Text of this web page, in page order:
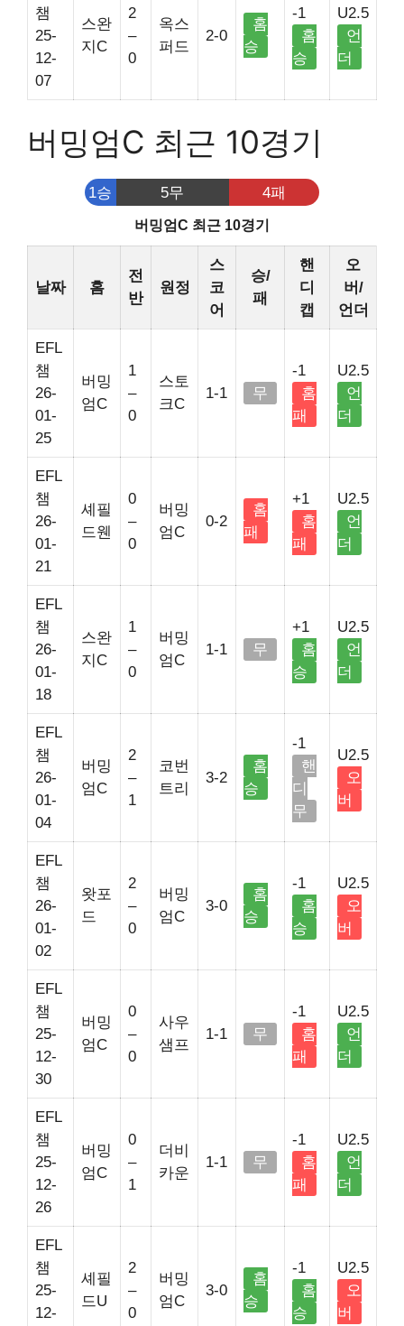
챔
25-
12-
07
스완
지C
2
–
0
옥스
퍼드
2-0
홈
승
-1
홈
승
U2.5
언
더
버밍엄C 최근 10경기
1승 5무 4패
버밍엄C 최근 10경기
날짜 홈
전
반
원정
스
코
어
승/
패
핸
디
캡
오
버/
언더
EFL
챔
26-
01-
25
버밍
엄C
1
–
0
스토
크C
1-1 무
-1
홈
패
U2.5
언
더
EFL
챔
26-
01-
21
셰필
드웬
0
–
0
버밍
엄C
0-2
홈
패
+1
홈
패
U2.5
언
더
EFL
챔
26-
01-
18
스완
지C
1
–
0
버밍
엄C
1-1 무
+1
홈
승
U2.5
언
더
EFL
챔
26-
01-
04
버밍
엄C
2
–
1
코번
트리
3-2
홈
승
-1
핸
디
무
U2.5
오
버
EFL
챔
26-
01-
02
왓포
드
2
–
0
버밍
엄C
3-0
홈
승
-1
홈
승
U2.5
오
버
EFL
챔
25-
12-
30
버밍
엄C
0
–
0
사우
샘프
1-1 무
-1
홈
패
U2.5
언
더
EFL
챔
25-
12-
26
버밍
엄C
0
–
1
더비
카운
1-1 무
-1
홈
패
U2.5
언
더
EFL
챔
25-
12-
셰필
드U
2
–
0
버밍
엄C
3-0
홈
승
-1
홈
승
U2.5
오
버